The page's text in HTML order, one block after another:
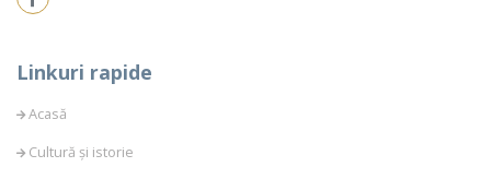
Linkuri rapide
Acasă
Cultură și istorie